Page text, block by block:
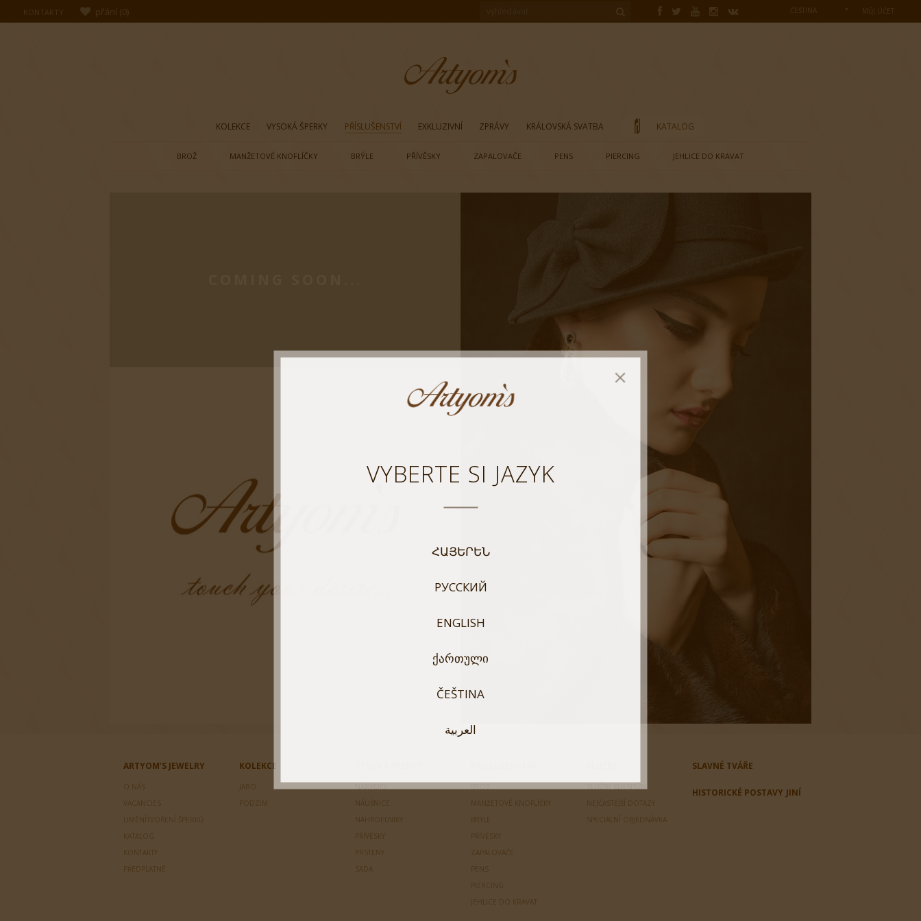
KONTAKTY přání (0) MŮJ ÚČET
ČEŠTINA
KOLEKCE VYSOKÁ ŠPERKY PŘÍSLUŠENSTVÍ
BROŽ MANŽETOVÉ KNOFLÍČKY BRÝLE PŘÍVĚSKY ZAPALOVAČE PENS PIERCING JEHLICE DO KRAVAT
EXKLUZIVNÍ ZPRÁVY KRÁLOVSKÁ SVATBA KATALOG
ARTYOM’S JEWELRY
O NÁS
VACANCIES
UMĚNÍTVOŘENÍ ŠPERKŮ
KATALOG
KONTAKTY
PŘEDPLATNÉ
KOLEKCE
JARO
PODZIM
NÁUŠNICE
NÁHRDELNÍKY
PŘÍVĚSKY
PRSTENY
SADA
MANŽETOVÉ KNOFLÍČKY
BRÝLE
PŘÍVĚSKY
ZAPALOVAČE
PENS
PIERCING
JEHLICE DO KRAVAT
NEJČASTĚJŠÍ DOTAZY
SPECIÁLNÍ OBJEDNÁVKA
SLAVNÉ TVÁŘE
HISTORICKÉ POSTAVY JINÍ
VYBERTE SI JAZYK
ՀԱՅԵՐԵՆ
РУССКИЙ
ENGLISH
ᲥᲐᲠᲗᲣᲚᲘ
ČEŠTINA
العربية